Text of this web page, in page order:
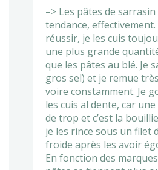
–> Les pâtes de
tendance,
réussir, je les cuis
une plus grande
que les pâtes au blé. Je
gros sel) et je remue
voire constamment. Je
les cuis al dente, car
de trop et c’est la
je les rince sous un filet
froide après les avoir
En fonction des